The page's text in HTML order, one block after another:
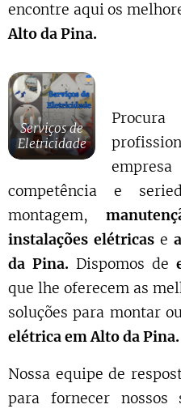
encontre aqui os
Alto da Pina.
Serviços de
Eletricidade
competência e
montagem,
instalações elétricas e
da Pina. Dispomos de
que lhe oferecem as
soluções para montar
elétrica em Alto da Pina.
Nossa equipe de
para fornecer nossos